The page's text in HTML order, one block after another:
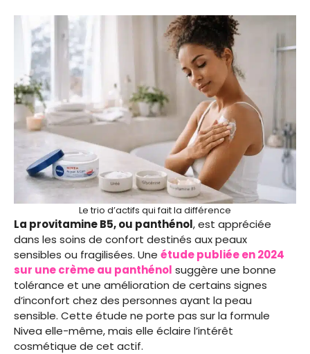
Le trio d’actifs qui fait la différence
La provitamine B5, ou panthénol, est appréciée
dans les soins de confort destinés aux peaux
sensibles ou fragilisées. Une étude publiée en 2024
sur une crème au panthénol suggère une bonne
tolérance et une amélioration de certains signes
d’inconfort chez des personnes ayant la peau
sensible. Cette étude ne porte pas sur la formule
Nivea elle-même, mais elle éclaire l’intérêt
cosmétique de cet actif.